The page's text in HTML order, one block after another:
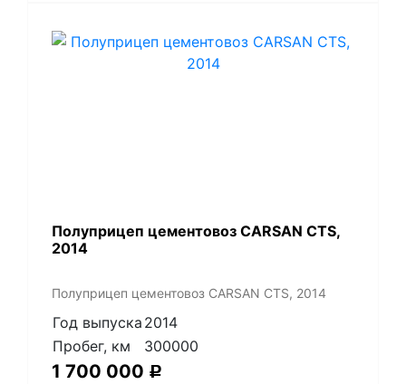
Полуприцеп цементовоз СARSАN CТS,
2014
Полуприцеп цементовоз СARSАN CТS, 2014
Год выпуска 2014
Пробег, км
300000
1 700 000 Р